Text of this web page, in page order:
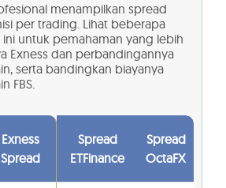
menampilkan spread
per trading. Lihat beberapa
untuk pemahaman yang lebih
Exness dan perbandingannya
serta bandingkan biayanya
FBS.
Exness
Spread
Spread
ETFinance
Spread
OctaFX